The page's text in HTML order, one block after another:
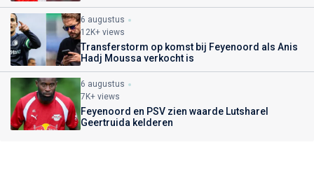
6 augustus
12K+ views
Transferstorm op komst bij Feyenoord als Anis
Hadj Moussa verkocht is
6 augustus
7K+ views
Feyenoord en PSV zien waarde Lutsharel
Geertruida kelderen